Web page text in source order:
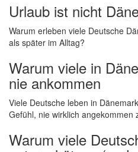
Urlaub ist nicht
Warum erleben viele Deutsche
als später im Alltag?
Warum viele in
nie ankommen
Viele Deutsche leben in
Gefühl, nie wirklich angekommen
Warum viele